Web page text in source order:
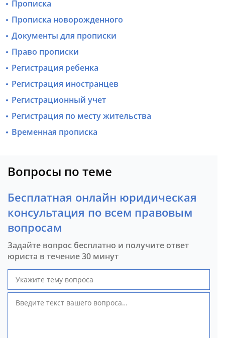
Прописка
Прописка новорожденного
Документы для прописки
Право прописки
Регистрация ребенка
Регистрация иностранцев
Регистрационный учет
Регистрация по месту жительства
Временная прописка
Вопросы по теме
Бесплатная онлайн юридическая
консультация по всем правовым
вопросам
Задайте вопрос бесплатно и получите ответ
юриста в течение 30 минут